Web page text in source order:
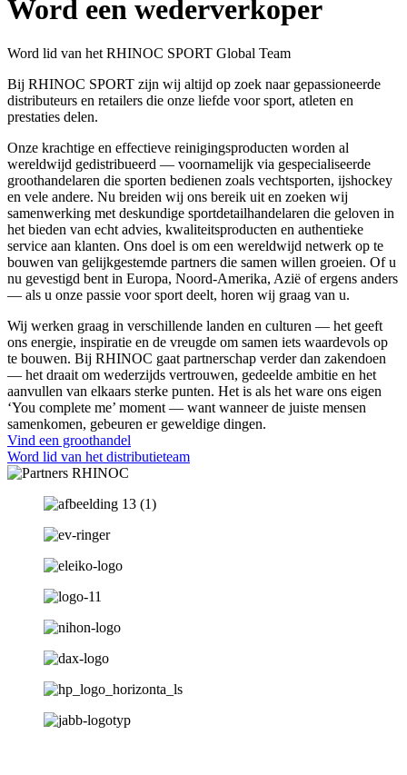
Word een weder­verkoper
Word lid van het RHINOC SPORT Global Team
Bij RHINOC SPORT zijn wij altijd op zoek naar gepassioneerde
distributeurs en retailers die onze liefde voor sport, atleten en
prestaties delen.
Onze krachtige en effectieve reinigingsproducten worden al
wereldwijd gedistribueerd — voornamelijk via gespecialiseerde
groothandelaren die sporten bedienen zoals vechtsporten, ijshockey
en vele andere. Nu breiden wij ons bereik uit en zoeken wij
samenwerking met deskundige sportdetailhandelaren die geloven in
het bieden van echt advies, kwaliteitsproducten en authentieke
service aan klanten. Ons doel is om een wereldwijd netwerk op te
bouwen van gelijkgestemde partners die samen willen groeien. Of u
nu gevestigd bent in Europa, Noord-Amerika, Azië of ergens anders
— als u onze passie voor sport deelt, horen wij graag van u.
Wij werken graag in verschillende landen en culturen — het geeft
ons energie, inspiratie en de vreugde om samen iets waardevols op
te bouwen. Bij RHINOC gaat partnerschap verder dan zakendoen
— het draait om wederzijds vertrouwen, gedeelde ambitie en het
aanvullen van elkaars sterke punten. Het is als het ware ons eigen
‘You complete me’ moment — want wanneer de juiste mensen
samenkomen, gebeuren er geweldige dingen.
Vind een groothandel
Word lid van het distributieteam